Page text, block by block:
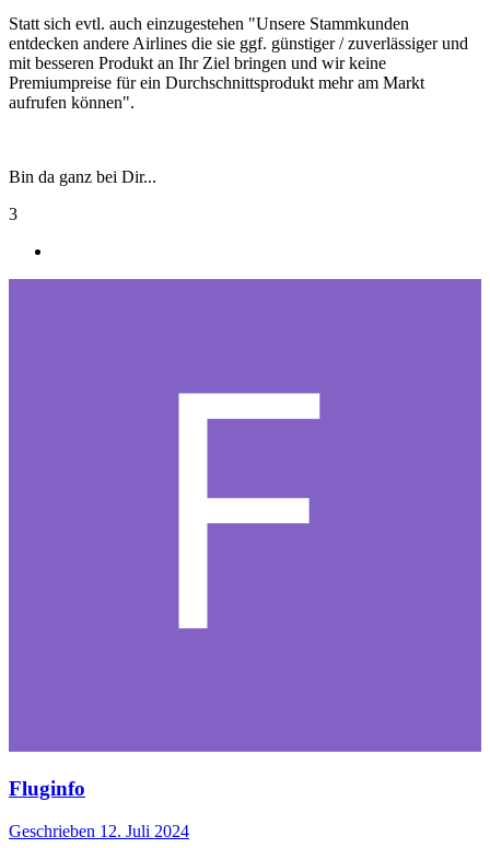
Statt sich evtl. auch einzugestehen "Unsere Stammkunden
entdecken andere Airlines die sie ggf. günstiger / zuverlässiger und
mit besseren Produkt an Ihr Ziel bringen und wir keine
Premiumpreise für ein Durchschnittsprodukt mehr am Markt
aufrufen können".
Bin da ganz bei Dir...
3
Fluginfo
Geschrieben 12. Juli 2024